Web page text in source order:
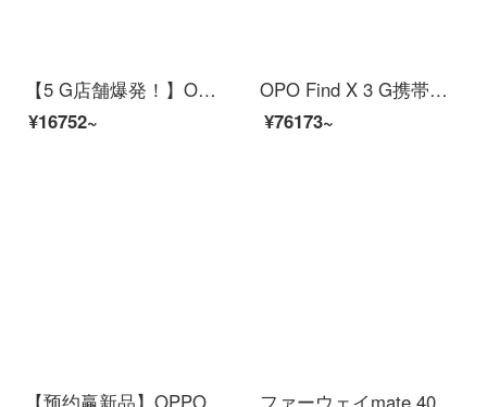
【5 G店舗爆発！】OPO A 92 s 5 G新品120 hz畅感スクリーン超清四撮影写真ゲームスマートフォンささやき（8 GB+128 GB）公式標準装備
¥16752~
OPO Find X 3 G携帯電話3月11日19:30鏡黒バージョン1を正式に発表しました。
¥76173~
【预约赢新品】OPPO Enco X 真无线降噪耳机 新配色
ファーウェイmate 40 5 G携帯電話はブラック8+128 Gの全ネット通（割れたスクリーンの危険な定食）を見せます。